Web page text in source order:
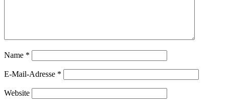
Name *
E-Mail-Adresse *
Website